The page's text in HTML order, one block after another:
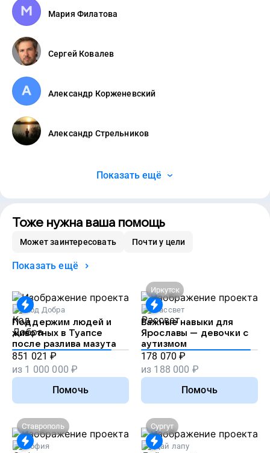
Мария Филатова
Сергей Ковалев
Александр Корженевский
Александр Стрельников
Показать ещё
Тоже нужна ваша помощь
Может заинтересовать Почти у цели
Показать ещё
Код Добра
Поддержим людей и
животных в Туапсе
после разлива мазута
851 021 ₽
из 1 000 000 ₽
Помочь
Иркутск
Рассвет
Важные навыки для
Ярославы — девочки с
аутизмом
178 070 ₽
из 188 000 ₽
Помочь
Ставрополь
София
Сургут
Дай лапу